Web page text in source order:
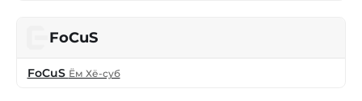
FoCuS
FoCuS Ём Хё-суб